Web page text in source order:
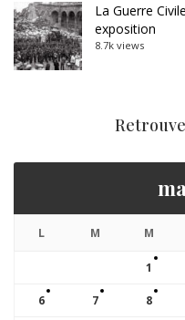
La Guerre
exposition
8.7k views
L M M
1
6 7 8